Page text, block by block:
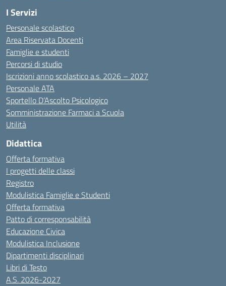
I Servizi
Personale scolastico
Area Riservata Docenti
Famiglie e studenti
Percorsi di studio
Iscrizioni anno scolastico a.s. 2026 – 2027
Personale ATA
Sportello D’Ascolto Psicologico
Somministrazione Farmaci a Scuola
Utilità
Didattica
Offerta formativa
I progetti delle classi
Registro
Modulistica Famiglie e Studenti
Offerta formativa
Patto di corresponsabilità
Educazione Civica
Modulistica Inclusione
Dipartimenti disciplinari
Libri di Testo
A.S. 2026-2027